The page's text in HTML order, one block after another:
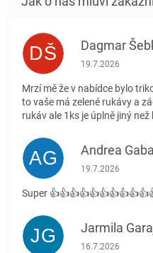
DŠ Dagmar
Hodnocení
19.7.2026
Mrzí mě že v nabídce bylo
to vaše má zelené rukávy a
rukáv ale 1ks je úplně jiný
AG Andrea
Hodnocení
19.7.2026
Super
JG Jarmila
Hodnocení
16.7.2026